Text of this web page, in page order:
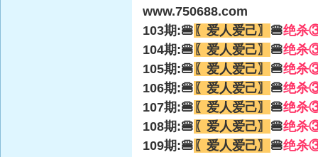
www.750688.com
103期:🍔 〖爱人爱己〗 🍔绝杀
104期:🍔 〖爱人爱己〗 🍔绝杀
105期:🍔 〖爱人爱己〗 🍔绝杀
106期:🍔 〖爱人爱己〗 🍔绝杀
107期:🍔 〖爱人爱己〗 🍔绝杀
108期:🍔 〖爱人爱己〗 🍔绝杀
109期:🍔 〖爱人爱己〗 🍔绝杀